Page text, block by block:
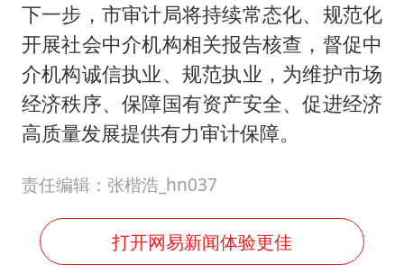
下一步，市审计局将持续常态化、规范化
开展社会中介机构相关报告核查，督促中
介机构诚信执业、规范执业，为维护市场
经济秩序、保障国有资产安全、促进经济
高质量发展提供有力审计保障。
责任编辑：张楷浩_hn037
打开网易新闻体验更佳